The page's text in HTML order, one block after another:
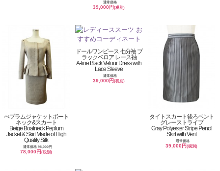
通常価格
39,000円(税別)
ぺプラムジャケットボート
ネック&スカート
Beige Boatneck Peplum
Jacket & Skirt Made of High
Quality Silk
通常価格 98,000円
78,000円(税別)
ドールワンピース 七分袖 ブ
ラックベロア レース袖
A-line Black Velour Dress with
Lace Sleeve
通常価格
39,000円(税別)
タイトスカート後ろベント
グレーストライプ
Gray Polyester Stripe Pencil
Skirt with Vent
通常価格
39,000円(税別)